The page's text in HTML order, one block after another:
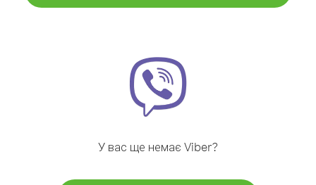
У вас ще немає Viber?